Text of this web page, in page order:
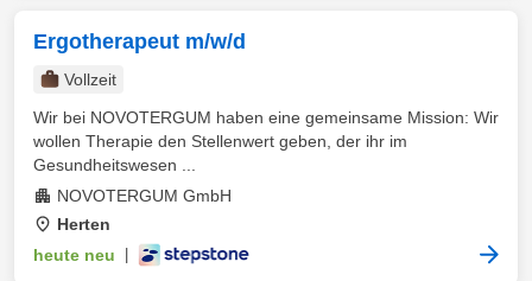
Ergotherapeut m/w/d
Vollzeit
Wir bei NOVOTERGUM haben eine gemeinsame Mission: Wir
wollen Therapie den Stellenwert geben, der ihr im
Gesundheitswesen ...
NOVOTERGUM GmbH
Herten
heute neu